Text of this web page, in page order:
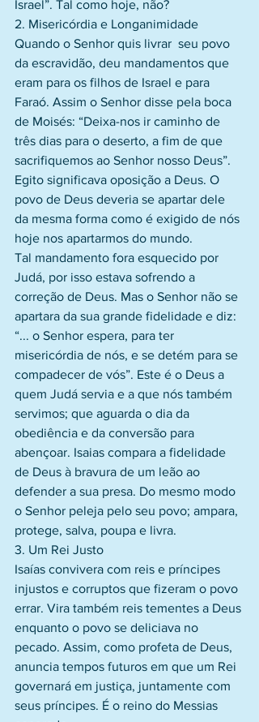
Israel”. Tal como hoje, não?
2. Misericórdia e Longanimidade
Quando o Senhor quis livrar  seu povo
da escravidão, deu mandamentos que
eram para os filhos de Israel e para
Faraó. Assim o Senhor disse pela boca
de Moisés: “Deixa-nos ir caminho de
três dias para o deserto, a fim de que
sacrifiquemos ao Senhor nosso Deus”.
Egito significava oposição a Deus. O
povo de Deus deveria se apartar dele
da mesma forma como é exigido de nós
hoje nos apartarmos do mundo.
Tal mandamento fora esquecido por
Judá, por isso estava sofrendo a
correção de Deus. Mas o Senhor não se
apartara da sua grande fidelidade e diz:
“... o Senhor espera, para ter
misericórdia de nós, e se detém para se
compadecer de vós”. Este é o Deus a
quem Judá servia e a que nós também
servimos; que aguarda o dia da
obediência e da conversão para
abençoar. Isaias compara a fidelidade
de Deus à bravura de um leão ao
defender a sua presa. Do mesmo modo
o Senhor peleja pelo seu povo; ampara,
protege, salva, poupa e livra.
3. Um Rei Justo
Isaías convivera com reis e príncipes
injustos e corruptos que fizeram o povo
errar. Vira também reis tementes a Deus
enquanto o povo se deliciava no
pecado. Assim, como profeta de Deus,
anuncia tempos futuros em que um Rei
governará em justiça, juntamente com
seus príncipes. É o reino do Messias